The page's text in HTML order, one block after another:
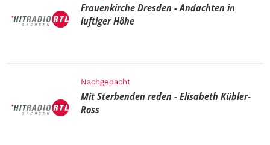
Frauenkirche Dresden - Andachten in
luftiger Höhe
Nachgedacht
Mit Sterbenden reden - Elisabeth Kübler-
Ross